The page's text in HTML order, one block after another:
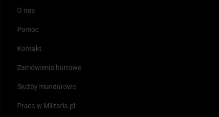
O nas
Pomoc
Kontakt
Zamówienia hurtowe
Służby mundurowe
Praca w Militaria.pl